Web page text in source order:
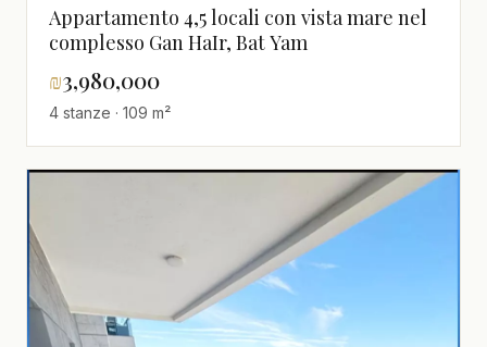
Appartamento 4,5 locali con vista mare nel
complesso Gan HaIr, Bat Yam
₪3,980,000
4 stanze · 109 m²